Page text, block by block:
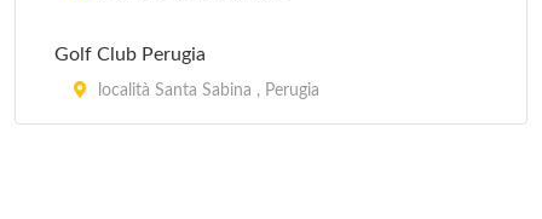
Golf Club Perugia
località Santa Sabina , Perugia